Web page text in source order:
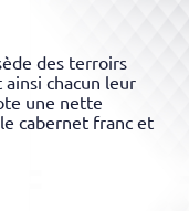
des terroirs
chacun leur
une nette
cabernet franc et